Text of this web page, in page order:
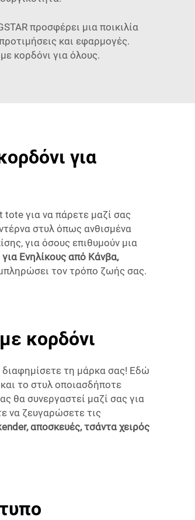
προσφέρει μια ποικιλία
και εφαρμογές.
κορδόνι για όλους.
για
tote για να πάρετε μαζί σας
στυλ όπως ανθισμένα
για όσους επιθυμούν μια
Ενηλίκους από Κάνβα,
τον τρόπο ζωής σας.
κορδόνι
διαφημίσετε τη μάρκα σας! Εδώ
το στυλ οποιασδήποτε
θα συνεργαστεί μαζί σας για
να ζευγαρώσετε τις
αποσκευές, τσάντα χειρός